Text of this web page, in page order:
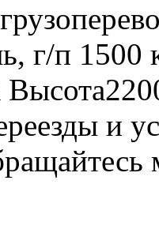
г/п 1500
и